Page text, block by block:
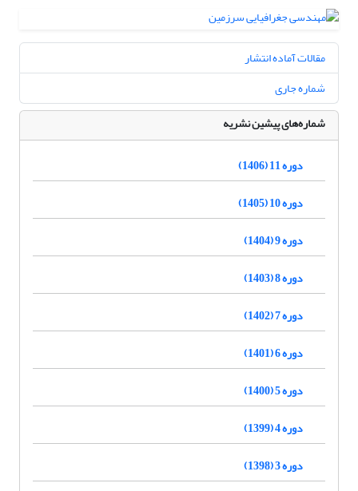
مقالات آماده انتشار
شماره جاری
شماره‌های پیشین نشریه
دوره 11 (1406)
دوره 10 (1405)
دوره 9 (1404)
دوره 8 (1403)
دوره 7 (1402)
دوره 6 (1401)
دوره 5 (1400)
دوره 4 (1399)
دوره 3 (1398)